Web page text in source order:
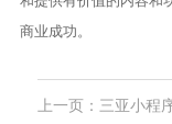
商业成功。
上一页：三亚小程